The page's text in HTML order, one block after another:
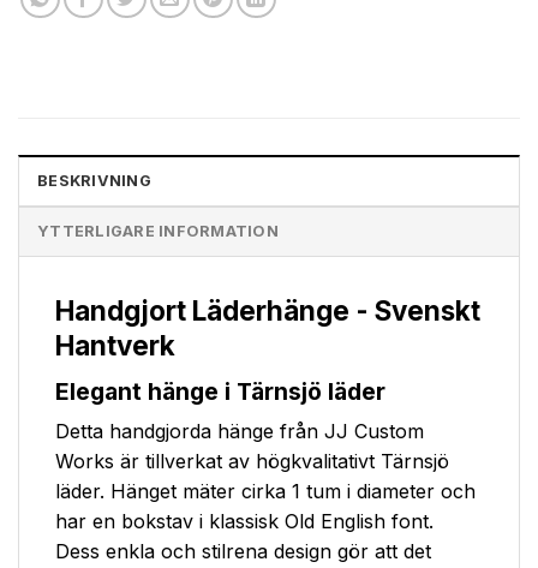
BESKRIVNING
YTTERLIGARE INFORMATION
Handgjort Läderhänge - Svenskt
Hantverk
Elegant hänge i Tärnsjö läder
Detta handgjorda hänge från JJ Custom
Works är tillverkat av högkvalitativt Tärnsjö
läder. Hänget mäter cirka 1 tum i diameter och
har en bokstav i klassisk Old English font.
Dess enkla och stilrena design gör att det